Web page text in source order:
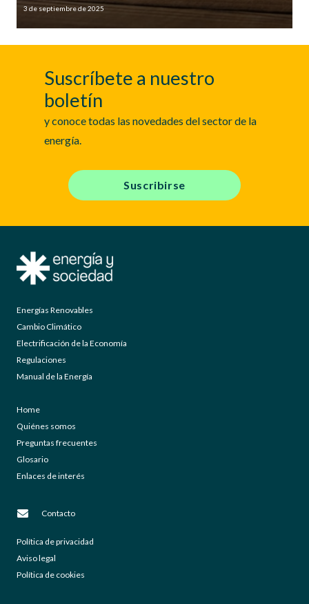
3 de septiembre de 2025
Suscríbete a nuestro
boletín
y conoce todas las novedades del sector de la
energía.
Suscribirse
Energías Renovables
Cambio Climático
Electrificación de la Economía
Regulaciones
Manual de la Energía
Home
Quiénes somos
Preguntas frecuentes
Glosario
Enlaces de interés
Contacto
Política de privacidad
Aviso legal
Política de cookies